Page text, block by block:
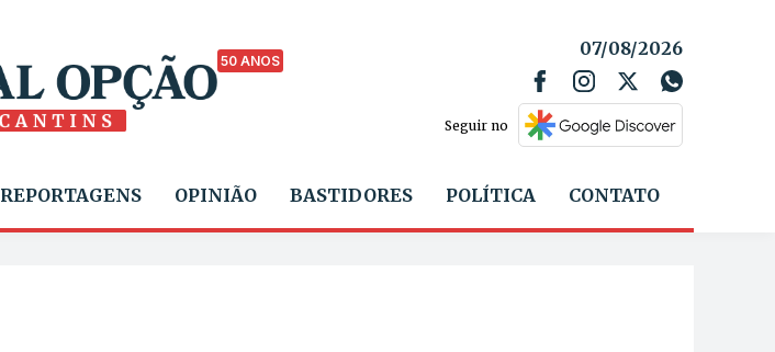
50 ANOS
07/08/2026
Seguir no
REPORTAGENS OPINIÃO BASTIDORES POLÍTICA CONTATO